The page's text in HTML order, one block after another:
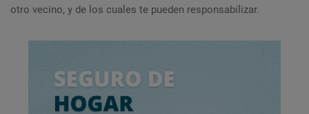
otro vecino, y de los cuales te pueden responsabilizar.